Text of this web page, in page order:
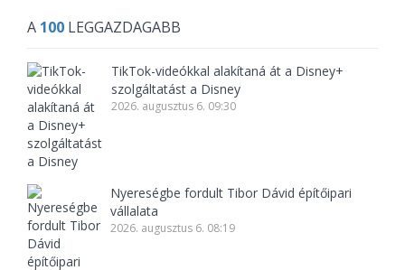
A 100 LEGGAZDAGABB
TikTok-videókkal alakítaná át a Disney+
szolgáltatást a Disney
2026. augusztus 6. 09:30
Nyereségbe fordult Tibor Dávid építőipari
vállalata
2026. augusztus 6. 08:19